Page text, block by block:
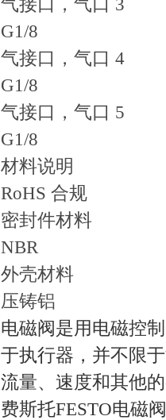
气接口，气口 3
G1/8
气接口，气口 4
G1/8
气接口，气口 5
G1/8
材料说明
RoHS 合规
密封件材料
NBR
外壳材料
压铸铝
电磁阀是用电磁控制
于执行器，并不限
流量、速度和其他
费斯托FESTO电磁